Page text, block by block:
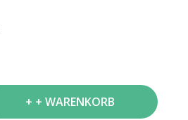
+ WARENKORB